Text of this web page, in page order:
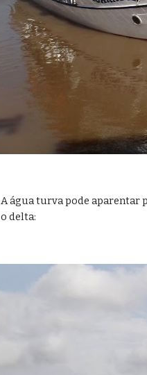
A água turva pode aparentar
o delta: